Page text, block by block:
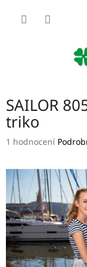
SAILOR
triko
Průměrné
je
5,0
5
hvězdiček.
1 hodnocení